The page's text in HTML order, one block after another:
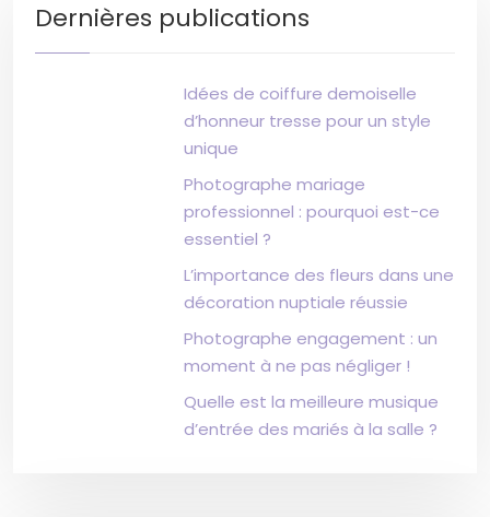
Dernières publications
Idées de coiffure demoiselle
d’honneur tresse pour un style
unique
Photographe mariage
professionnel : pourquoi est-ce
essentiel ?
L’importance des fleurs dans une
décoration nuptiale réussie
Photographe engagement : un
moment à ne pas négliger !
Quelle est la meilleure musique
d’entrée des mariés à la salle ?